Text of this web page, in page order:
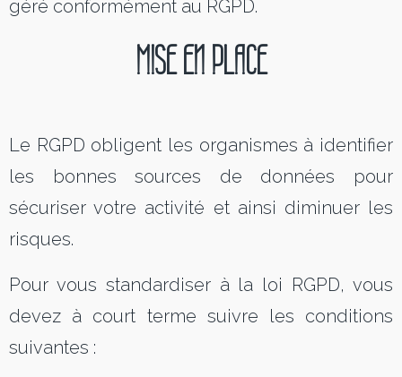
géré conformément au RGPD.
MISE EN PLACE
Le RGPD obligent les organismes à identifier
les bonnes sources de données pour
sécuriser votre activité et ainsi diminuer les
risques.
Pour vous standardiser à la loi RGPD, vous
devez à court terme suivre les conditions
suivantes :